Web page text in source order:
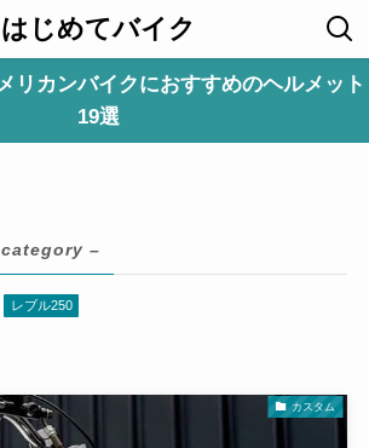
はじめてバイク
リカンバイクにおすすめのヘルメット
19選
–
レブル250
カスタム